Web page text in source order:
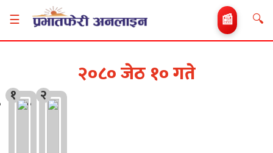
☰ 📰 🔍
२०८० जेठ १० गते
१ २